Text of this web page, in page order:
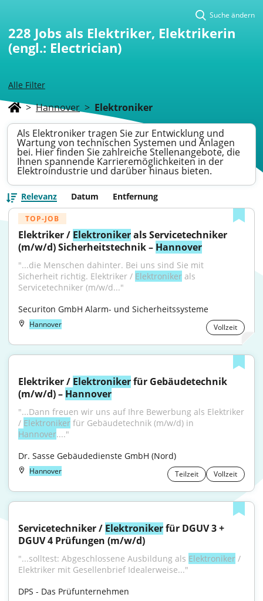
Alle Filter
Suche ändern
228 Jobs als Elektriker, Elektrikerin
(engl.: Electrician)
> Hannover > Elektroniker
Als Elektroniker tragen Sie zur Entwicklung und
Wartung von technischen Systemen und Anlagen
bei. Hier finden Sie zahlreiche Stellenangebote, die
Ihnen spannende Karrieremöglichkeiten in der
Elektroindustrie und darüber hinaus bieten.
Relevanz Datum Entfernung
TOP-JOB
Elektriker / Elektroniker als Servicetechniker
(m/w/d) Sicherheitstechnik – Hannover
"...die Menschen dahinter. Bei uns sind Sie mit
Sicherheit richtig. Elektriker / Elektroniker als
Servicetechniker (m/w/d..."
Securiton GmbH Alarm- und Sicherheitssysteme
Hannover Vollzeit
Elektriker / Elektroniker für Gebäudetechnik
(m/w/d) – Hannover
"...Dann freuen wir uns auf Ihre Bewerbung als Elektriker
/ Elektroniker
Hannover...."
Dr. Sasse Gebäudedienste GmbH (Nord)
Hannover Teilzeit Vollzeit
Servicetechniker / Elektroniker für DGUV 3 +
DGUV 4 Prüfungen (m/w/d)
"...solltest: Abgeschlossene Ausbildung als Elektroniker /
Elektriker mit Gesellenbrief Idealerweise..."
DPS - Das Prüfunternehmen